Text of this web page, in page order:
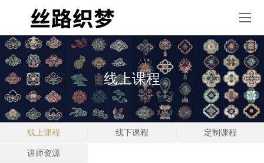
线上课程
线上课程 线下课程 定制课程
讲师资源